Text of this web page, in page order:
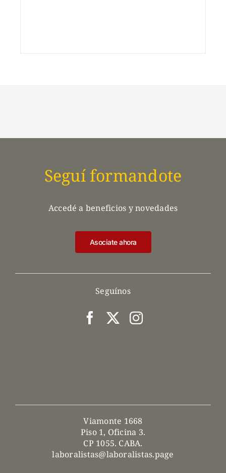
Viamonte 1668
Piso 1, Oficina 3.
CP 1055. CABA.
laboralistas@laboralistas.page
Seguínos
Seguí formandote
Accedé a beneficios y novedades
Asociate ahora